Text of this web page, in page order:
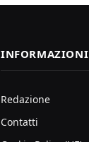
INFORMAZIONI
Redazione
Contatti